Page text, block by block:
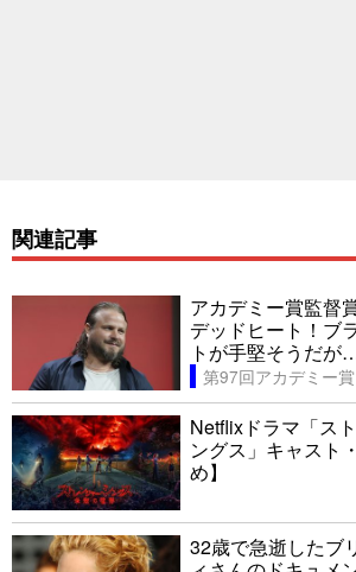
関連記事
アカデミー賞監督
デッドヒート！ブ
トが手堅そうだが
第97回アカデミー賞
Netflixドラマ「ス
ングス」キャスト
め】
32歳で急逝したブ